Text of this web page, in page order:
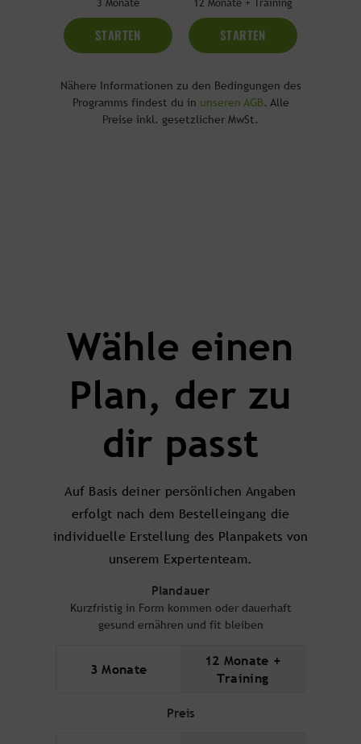
3 Monate
STARTEN
12 Monate + Training
STARTEN
Nähere Informationen zu den Bedingungen des
Programms findest du in unseren AGB. Alle
Preise inkl. gesetzlicher MwSt.
Wähle einen
Plan, der zu
dir passt
Auf Basis deiner persönlichen Angaben
erfolgt nach dem Bestelleingang die
individuelle Erstellung des Planpakets von
unserem Expertenteam.
Plandauer
Kurzfristig in Form kommen oder dauerhaft
gesund ernähren und fit bleiben
3 Monate
12 Monate +
Training
Preis